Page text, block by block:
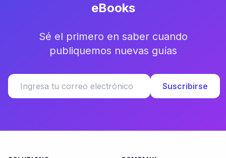
eBooks
Sé el primero en saber cuando
publiquemos nuevas guías
Suscribirse